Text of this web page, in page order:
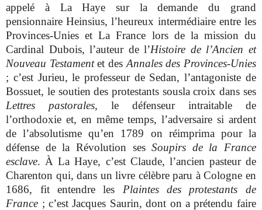
appelé à La Haye sur la demande du grand
pensionnaire Heinsius, l’heureux intermédiaire entre les
Provinces-Unies et La France lors de la mission du
Cardinal Dubois, l’auteur de l’Histoire de l’Ancien et
Nouveau Testamentet des Annales des Provinces-Unies
; c’est Jurieu, le professeur de Sedan, l’antagoniste de
Bossuet, le soutien des protestants sousla croix dans ses
Lettres pastorales, le défenseur intraitable de
l’orthodoxie et, en même temps, l’adversaire si ardent
de l’absolutisme qu’en 1789 on réimprima pour la
défense de la Révolution sesSoupirs de la France
esclave. À La Haye, c’est Claude, l’ancien pasteur de
Charenton qui, dans un livre célèbre paru à Cologne en
1686, fit entendre les Plaintes des protestants de
France ; c’est Jacques Saurin, dont on a prétendu faire